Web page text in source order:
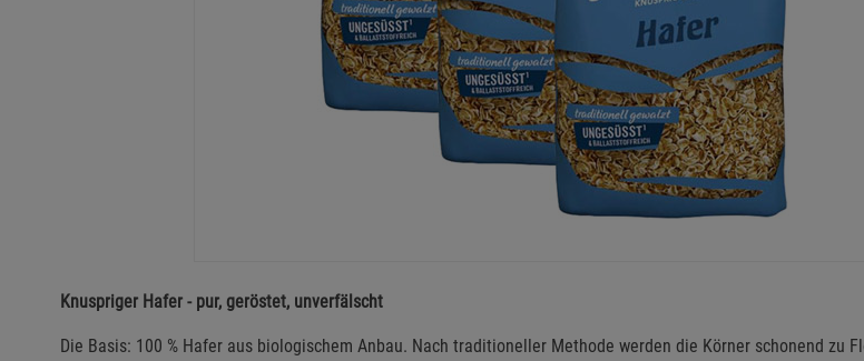
Knuspriger Hafer - pur, geröstet, unverfälscht
Die Basis: 100 % Hafer aus biologischem Anbau. Nach traditioneller Methode werden die Körner schonend zu